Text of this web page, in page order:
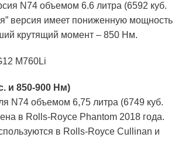
N74 объемом 6.6 литра (6592 куб.
версия имеет пониженную мощность
крутящий момент – 850 Нм.
M760Li
и 850-900 Нм)
N74 объемом 6,75 литра (6749 куб.
​​в Rolls-Royce Phantom 2018 года.
в Rolls-Royce Cullinan и